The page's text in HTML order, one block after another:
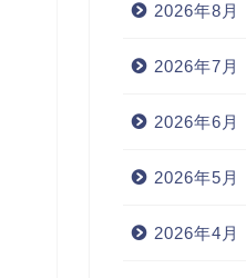
2026年8月
2026年7月
2026年6月
2026年5月
2026年4月